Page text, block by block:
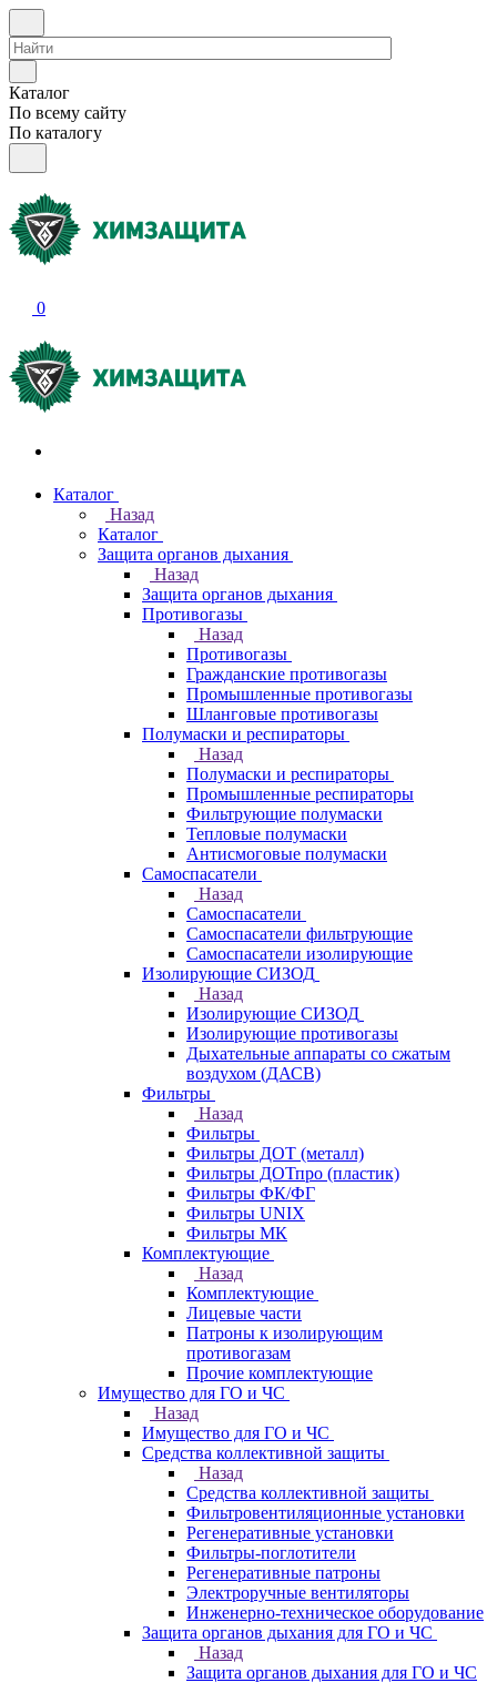
Каталог
По всему сайту
По каталогу
0
Каталог
Назад
Каталог
Защита органов дыхания
Назад
Защита органов дыхания
Противогазы
Назад
Противогазы
Гражданские противогазы
Промышленные противогазы
Шланговые противогазы
Полумаски и респираторы
Назад
Полумаски и респираторы
Промышленные респираторы
Фильтрующие полумаски
Тепловые полумаски
Антисмоговые полумаски
Самоспасатели
Назад
Самоспасатели
Самоспасатели фильтрующие
Самоспасатели изолирующие
Изолирующие СИЗОД
Назад
Изолирующие СИЗОД
Изолирующие противогазы
Дыхательные аппараты со сжатым
воздухом (ДАСВ)
Фильтры
Назад
Фильтры
Фильтры ДОТ (металл)
Фильтры ДОТпро (пластик)
Фильтры ФК/ФГ
Фильтры UNIX
Фильтры МК
Комплектующие
Назад
Комплектующие
Лицевые части
Патроны к изолирующим
противогазам
Прочие комплектующие
Имущество для ГО и ЧС
Назад
Имущество для ГО и ЧС
Средства коллективной защиты
Назад
Средства коллективной защиты
Фильтровентиляционные установки
Регенеративные установки
Фильтры-поглотители
Регенеративные патроны
Электроручные вентиляторы
Инженерно-техническое оборудование
Защита органов дыхания для ГО и ЧС
Назад
Защита органов дыхания для ГО и ЧС